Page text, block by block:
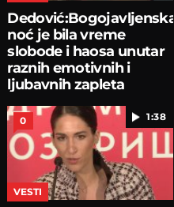
Dedović:Bogojavljenska
noć je bila vreme
slobode i haosa unutar
raznih emotivnih i
ljubavnih zapleta
1:38
0
VESTI